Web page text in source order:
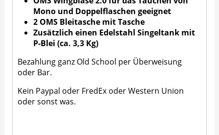
Mono und Doppelflaschen geeignet
2 OMS Bleitasche mit Tasche
Zusätzlich einen Edelstahl Singeltank mit
P-Blei (ca. 3,3 Kg)
Bezahlung ganz Old School per Überweisung
oder Bar.
Kein Paypal oder FredEx oder Western Union
oder sonst was.